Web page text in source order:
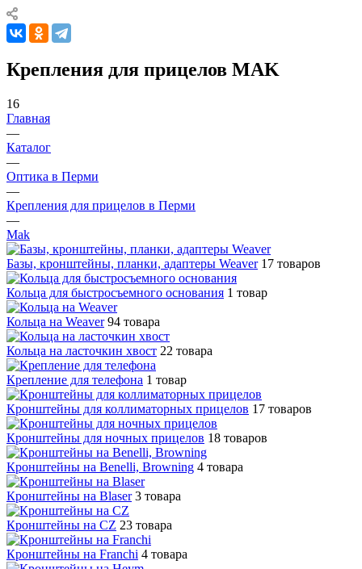
Крепления для прицелов MAK
16
Главная
—
Каталог
—
Оптика в Перми
—
Крепления для прицелов в Перми
—
Mak
Базы, кронштейны, планки, адаптеры Weaver 17 товаров
Кольца для быстросъемного основания 1 товар
Кольца на Weaver 94 товара
Кольца на ласточкин хвост 22 товара
Крепление для телефона 1 товар
Кронштейны для коллиматорных прицелов 17 товаров
Кронштейны для ночных прицелов 18 товаров
Кронштейны на Benelli, Browning 4 товара
Кронштейны на Blaser 3 товара
Кронштейны на CZ 23 товара
Кронштейны на Franchi 4 товара